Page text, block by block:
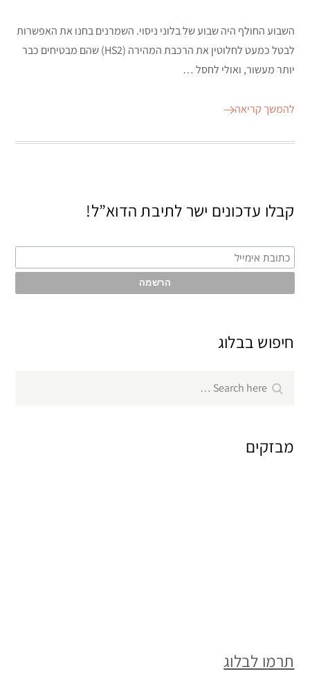
השבוע החולף היה שבוע של בלוני ניסוי. השמרנים בחנו את האפשרות
לבטל כמעט לחלוטין את הרכבת המהירה (HS2) שהם מבטיחים כבר
יותר מעשור, ואולי לחסל …
להמשך קריאה
קבלו עדכונים ישר לתיבת הדוא”ל!
חיפוש בבלוג
for:
Search
מבזקים
תרמו לבלוג